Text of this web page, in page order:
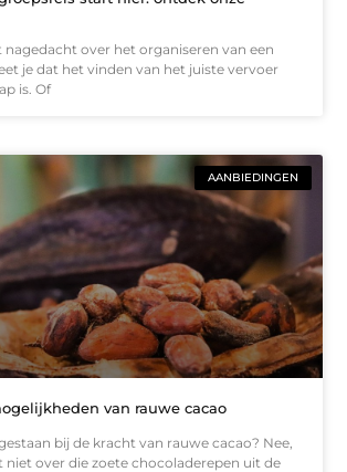
nagedacht over het organiseren van een
je dat het vinden van het juiste vervoer
is. Of
AANBIEDINGEN
van rauwe cacao
bij de kracht van rauwe cacao? Nee,
niet over die zoete chocoladerepen uit de